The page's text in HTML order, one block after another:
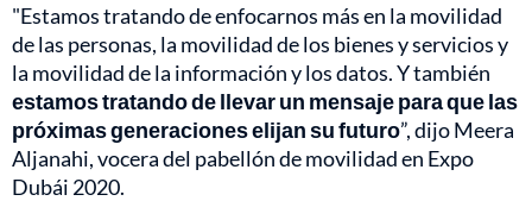
"Estamos tratando de enfocarnos más en la movilidad
de las personas, la movilidad de los bienes y servicios y
la movilidad de la información y los datos. Y también
estamos tratando de llevar un mensaje para que las
próximas generaciones elijan su futuro”, dijo Meera
Aljanahi, vocera del pabellón de movilidad en Expo
Dubái 2020.